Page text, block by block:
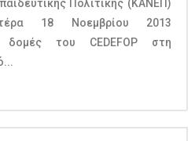
Πολιτικής (ΚΑΝΕΠ)
18 Νοεμβρίου 2013
δομές του CEDEFOP στη